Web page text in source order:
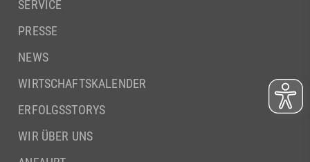
SERVICE
PRESSE
NEWS
WIRTSCHAFTSKALENDER
ERFOLGSSTORYS
WIR ÜBER UNS